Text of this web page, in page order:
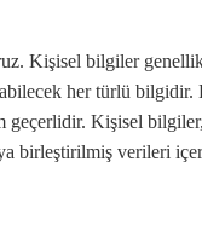
Kişisel bilgiler
her türlü bilgidir.
geçerlidir. Kişisel
birleştirilmiş verileri